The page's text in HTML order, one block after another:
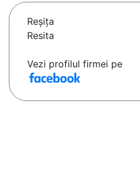
Reşiţa
Resita
Vezi profilul firmei pe